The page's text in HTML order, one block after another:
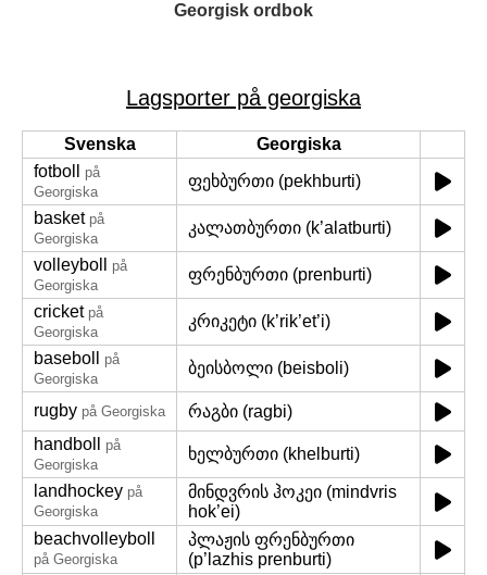
Georgisk ordbok
Lagsporter på georgiska
Svenska
Georgiska
fotboll
på
Georgiska
ფეხბურთი (pekhburti)
basket på
Georgiska
კალათბურთი (k’alatburti)
volleyboll
på
Georgiska
ფრენბურთი (prenburti)
cricket på
Georgiska
კრიკეტი (k’rik’et’i)
baseboll
på
Georgiska
ბეისბოლი (beisboli)
rugby på Georgiska
რაგბი (ragbi)
handboll
på
Georgiska
ხელბურთი (khelburti)
landhockey på
Georgiska
მინდვრის ჰოკეი (mindvris
hok’ei)
beachvolleyboll
på Georgiska
პლაჟის ფრენბურთი
(p’lazhis prenburti)